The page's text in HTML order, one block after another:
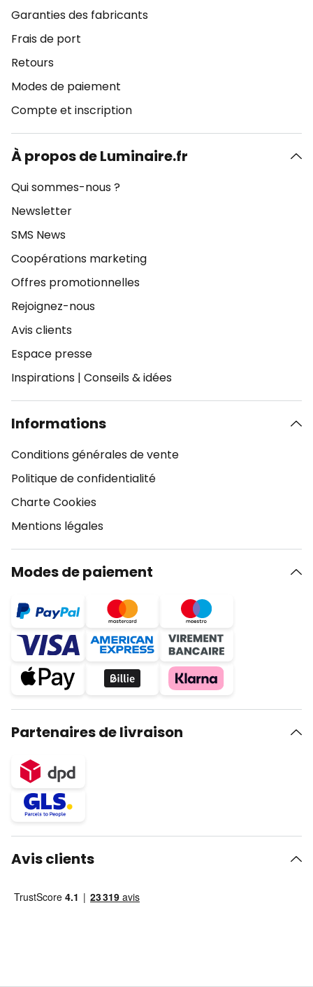
Garanties des fabricants
Frais de port
Retours
Modes de paiement
Compte et inscription
À propos de Luminaire.fr
Qui sommes-nous ?
Newsletter
SMS News
Coopérations marketing
Offres promotionnelles
Rejoignez-nous
Avis clients
Espace presse
Inspirations | Conseils & idées
Informations
Conditions générales de vente
Politique de confidentialité
Charte Cookies
Mentions légales
Modes de paiement
Partenaires de livraison
Avis clients